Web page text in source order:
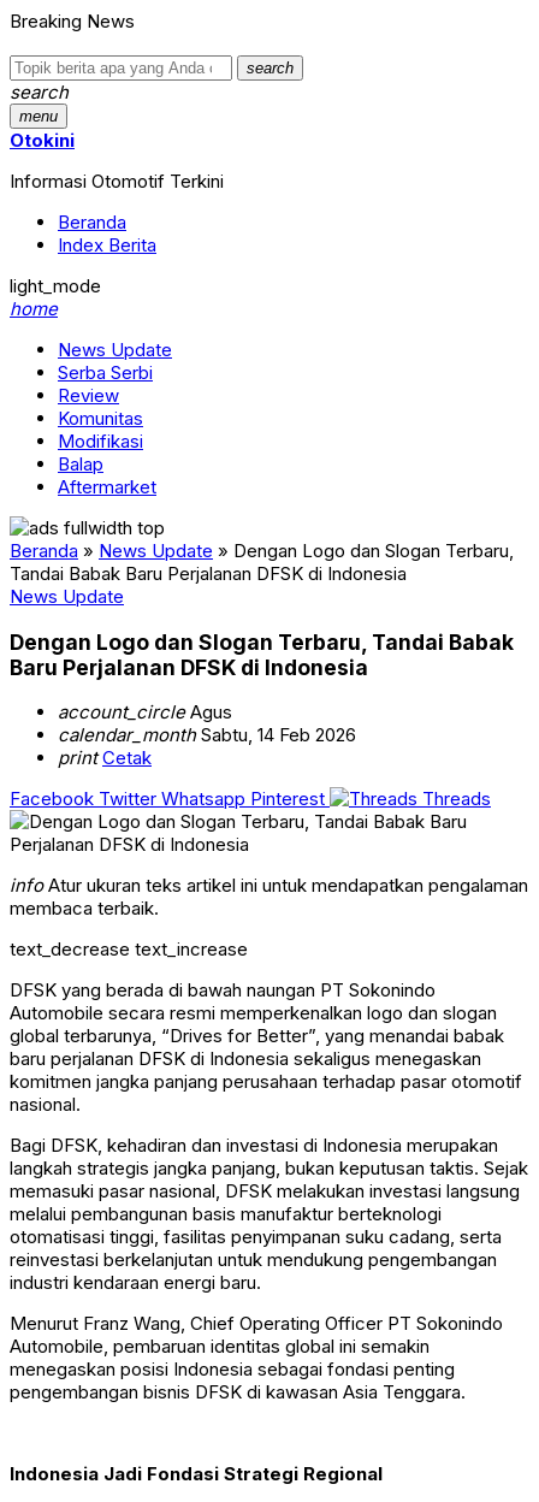
Breaking News
search
search
menu
Otokini
Informasi Otomotif Terkini
Beranda
Index Berita
light_mode
home
News Update
Serba Serbi
Review
Komunitas
Modifikasi
Balap
Aftermarket
Beranda » News Update » Dengan Logo dan Slogan Terbaru,
Tandai Babak Baru Perjalanan DFSK di Indonesia
News Update
Dengan Logo dan Slogan Terbaru, Tandai Babak
Baru Perjalanan DFSK di Indonesia
account_circleAgus
calendar_monthSabtu, 14 Feb 2026
print Cetak
Facebook Twitter Whatsapp Pinterest Threads
infoAtur ukuran teks artikel ini untuk mendapatkan pengalaman
membaca terbaik.
text_decrease text_increase
DFSK yang berada di bawah naungan PT Sokonindo
Automobile secara resmi memperkenalkan logo dan slogan
global terbarunya, “Drives for Better”, yang menandai babak
baru perjalanan DFSK di Indonesia sekaligus menegaskan
komitmen jangka panjang perusahaan terhadap pasar otomotif
nasional.
Bagi DFSK, kehadiran dan investasi di Indonesia merupakan
langkah strategis jangka panjang, bukan keputusan taktis. Sejak
memasuki pasar nasional, DFSK melakukan investasi langsung
melalui pembangunan basis manufaktur berteknologi
otomatisasi tinggi, fasilitas penyimpanan suku cadang, serta
reinvestasi berkelanjutan untuk mendukung pengembangan
industri kendaraan energi baru.
Menurut Franz Wang, Chief Operating Officer PT Sokonindo
Automobile, pembaruan identitas global ini semakin
menegaskan posisi Indonesia sebagai fondasi penting
pengembangan bisnis DFSK di kawasan Asia Tenggara.
Indonesia Jadi Fondasi Strategi Regional